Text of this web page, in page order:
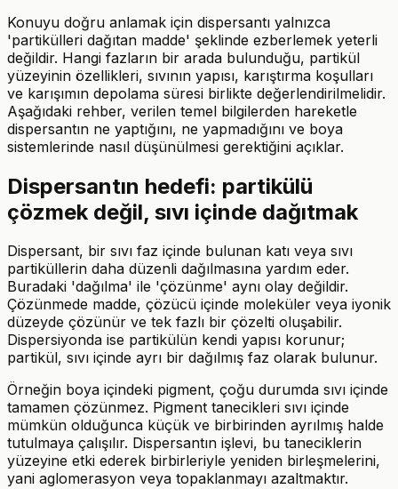
Konuyu doğru anlamak için dispersantı yalnızca
'partikülleri dağıtan madde' şeklinde ezberlemek yeterli
değildir. Hangi fazların bir arada bulunduğu, partikül
yüzeyinin özellikleri, sıvının yapısı, karıştırma koşulları
ve karışımın depolama süresi birlikte değerlendirilmelidir.
Aşağıdaki rehber, verilen temel bilgilerden hareketle
dispersantın ne yaptığını, ne yapmadığını ve boya
sistemlerinde nasıl düşünülmesi gerektiğini açıklar.
Dispersantın hedefi: partikülü
çözmek değil, sıvı içinde dağıtmak
Dispersant, bir sıvı faz içinde bulunan katı veya sıvı
partiküllerin daha düzenli dağılmasına yardım eder.
Buradaki 'dağılma' ile 'çözünme' aynı olay değildir.
Çözünmede madde, çözücü içinde moleküler veya iyonik
düzeyde çözünür ve tek fazlı bir çözelti oluşabilir.
Dispersiyonda ise partikülün kendi yapısı korunur;
partikül, sıvı içinde ayrı bir dağılmış faz olarak bulunur.
Örneğin boya içindeki pigment, çoğu durumda sıvı içinde
tamamen çözünmez. Pigment tanecikleri sıvı içinde
mümkün olduğunca küçük ve birbirinden ayrılmış halde
tutulmaya çalışılır. Dispersantın işlevi, bu taneciklerin
yüzeyine etki ederek birbirleriyle yeniden birleşmelerini,
yani aglomerasyon veya topaklanmayı azaltmaktır.